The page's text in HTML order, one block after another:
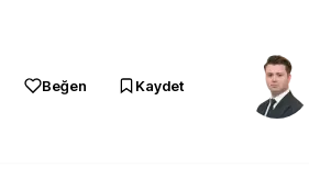
Beğen Kaydet